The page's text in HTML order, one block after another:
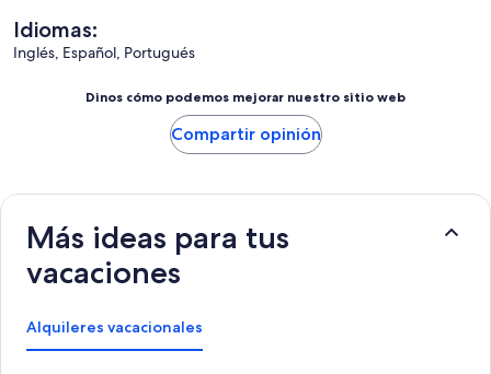
Idiomas:
Inglés, Español, Portugués
Dinos cómo podemos mejorar nuestro sitio web
Compartir opinión
Más ideas para tus
vacaciones
Alquileres vacacionales